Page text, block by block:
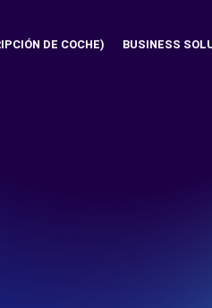
DE COCHE) BUSINESS